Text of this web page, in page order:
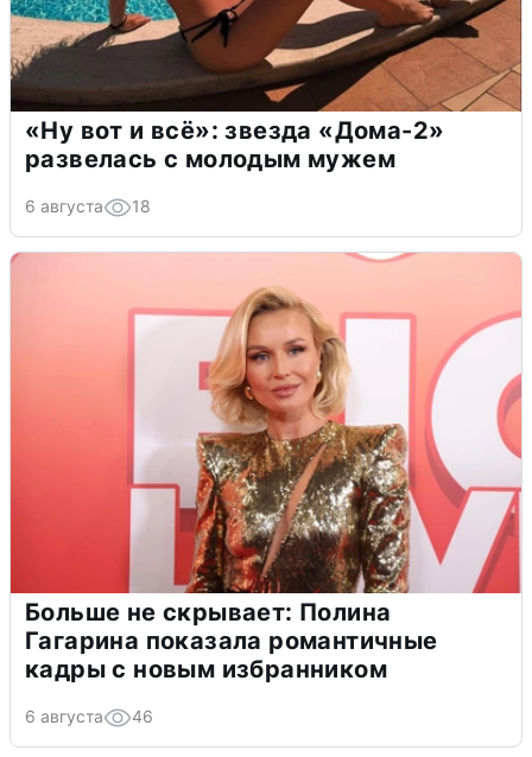
«Ну вот и всё»: звезда «Дома-2»
развелась с молодым мужем
6 августа 18
Больше не скрывает: Полина
Гагарина показала романтичные
кадры с новым избранником
6 августа 46